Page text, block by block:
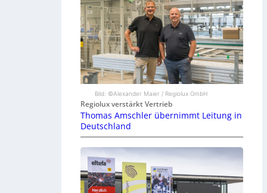
Bild: ©Alexander Maier / Regiolux GmbH
Regiolux verstärkt Vertrieb
Thomas Amschler übernimmt Leitung in
Deutschland